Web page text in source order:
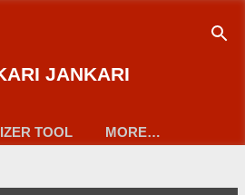
JANKARI
TOOL MORE…